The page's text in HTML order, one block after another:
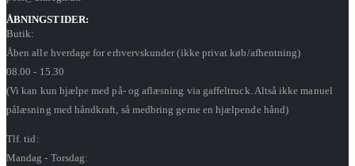
ÅBNINGSTIDER:
Butik:
Åben alle hverdage for erhvervskunder (ikke privat køb/afhentning)
08.00 - 15.30
(Vi kan kun hjælpe med på- og aflæsning via gaffeltruck. Altså ikke manuel
pålæsning med håndkraft, så medbring gerne en hjælpende hånd)
Tlf. tid:
Mandag - Torsdag: